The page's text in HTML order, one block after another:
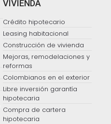
VIVIENDA
Crédito hipotecario
Leasing habitacional
Construcción de vivienda
Mejoras, remodelaciones y
reformas
Colombianos en el exterior
Libre inversión garantía
hipotecaria
Compra de cartera
hipotecaria